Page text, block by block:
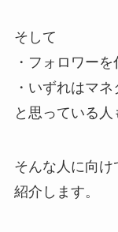
そして
・フォロワー
・いずれはマ
と思っている人
そんな人に向
紹介します。